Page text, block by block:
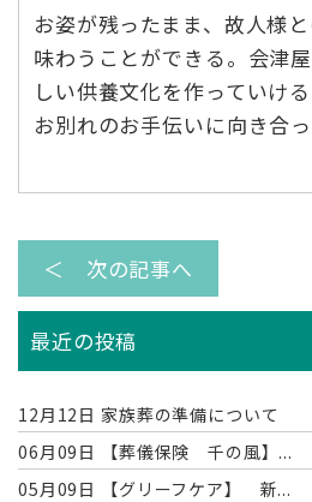
お姿が残ったまま、故人様
味わうことができる。会津
しい供養文化を作っていけ
お別れのお手伝いに向き合っ
＜ 次の記事へ
最近の投稿
12月12日 家族葬の準備について
06月09日
【葬儀保険 千の風】...
05月09日
【グリーフケア】 新...